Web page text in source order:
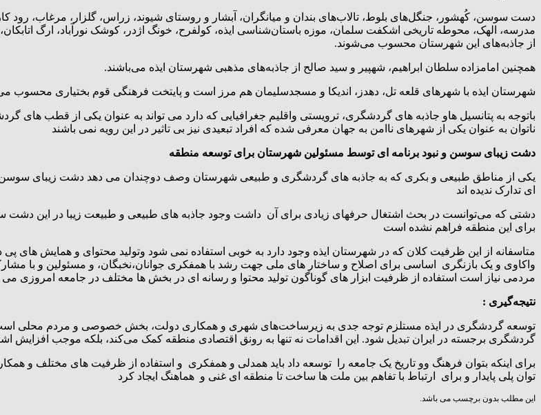
مدرسه، الهک، محوطه تاریخی اشکفت سلمان، موزه باستان‌شناسی ایذه، کولفرح، خونگ اژدر، کوشک نورآباد، ارگ
از جاذبه‌های این شهرستان محسوب می‌شوند.
همچنین امامزاده سلطان ابراهیم، شهپیر و سید صالح از جاذبه‌های مذهبی شهرستان ایذه می‌باشند.
شهرستان ایذه با شهرهای قلعه تل، دهدز، اندیکا و مسجدسلیمان هم مرز است و پایتخت فرهنگی قوم بختیاری محسوب
باتوجه به پتانسیل هاو جاذبه های گردشگری، ترویستی واقلیم جغرافیایی که دارد می تواند به عنوان یکی از قطب
ناتوان به عنوان یکی از شهرهای ناامن به جهان معرفی شده که افراد تبعیدی نیز بی تاثیر در این رویه نمی باشند
دشت زیبای سوسن و نبود برنامه ای توسط مسئولین شهرستان برای توسعه منطقه
یکی از مناطق طبیعی و بکری که به جاذبه های گردشگری و طبیعی شهرستان وصف دوچندان می دهد دشت زیبای سوسن
ای تدارک ندیده اند
دشتی که می‌توانست در بحث اشتغال حرفهای زیادی برای آن داشت وجود جاذبه های طبیعی و طبیعت زیبا در این دشت
برای این منطقه فراهم نشده است
متاسفانه از این ظرفیت کلان که در شهرستان ایذه وجود دارد به خوبی استفاده نمی شود وتولید محتوای و همایش های
واکاوی و یک بازنگری اساسی برای اصلاح و ساختار های ملی جهت رشد با همفکری جوانان،نخبگان، و مسئولین و با
مردمی نیاز است استفاده از ظرفیت ابزار های گوناگون تولید محتوا و رسانه ای در بخش ها مختلف در جامعه امروزی
نتیجه‌گیری :
توسعه گردشگری در ایذه مستلزم توجه جدی به زیرساخت‌های شهری و همکاری دولت، بخش خصوصی و مردم محلی است. با
گردشگری برجسته در ایران تبدیل شود. این اقدامات نه تنها به رونق اقتصادی منطقه کمک می‌کند، بلکه موجب افزایش
برای اینکه بتوان فرهنگ وو تاریخ یک جامعه را توسعه داد باید همدلی و همفکری و استفاده از ظرفیت های مختلف و
توان پلی پایدار و برای ارتباط با تفاهم بین ملت ها ساخت تا منطقه ای غنی و هماهنگ ایجاد کرد
این مطلب بدون برچسب می باشد.